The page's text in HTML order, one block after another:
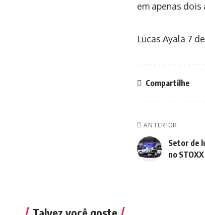
em apenas dois
Lucas Ayala 7
Compartilhe
ANTERIOR
Setor de
no